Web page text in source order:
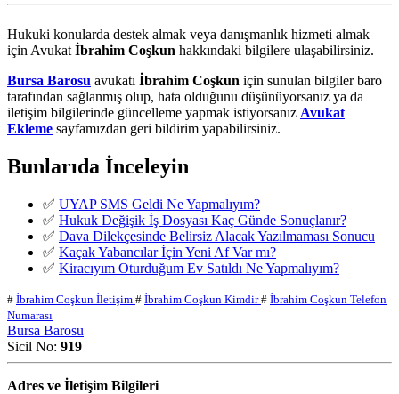
Hukuki konularda destek almak veya danışmanlık hizmeti almak
için Avukat İbrahim Coşkun hakkındaki bilgilere ulaşabilirsiniz.
Bursa Barosu avukatı İbrahim Coşkun için sunulan bilgiler baro
tarafından sağlanmış olup, hata olduğunu düşünüyorsanız ya da
iletişim bilgilerinde güncelleme yapmak istiyorsanız Avukat
Ekleme sayfamızdan geri bildirim yapabilirsiniz.
Bunlarıda İnceleyin
✅ UYAP SMS Geldi Ne Yapmalıyım?
✅ Hukuk Değişik İş Dosyası Kaç Günde Sonuçlanır?
✅ Dava Dilekçesinde Belirsiz Alacak Yazılmaması Sonucu
✅ Kaçak Yabancılar İçin Yeni Af Var mı?
✅ Kiracıyım Oturduğum Ev Satıldı Ne Yapmalıyım?
# İbrahim Coşkun İletişim # İbrahim Coşkun Kimdir# İbrahim Coşkun Telefon
Numarası
Bursa Barosu
Sicil No: 919
Adres ve İletişim Bilgileri